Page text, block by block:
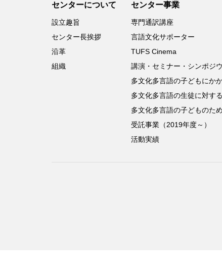
センターについて
設立趣旨
センター長挨拶
沿革
組織
センター事業
専門通訳講座
言語文化サポーター
TUFS Cinema
講演・セミナー・シンポジ
多文化多言語の子どもにか
多文化多言語の生徒に対す
多文化多言語の子どものた
受託事業（2019年度～）
活動実績